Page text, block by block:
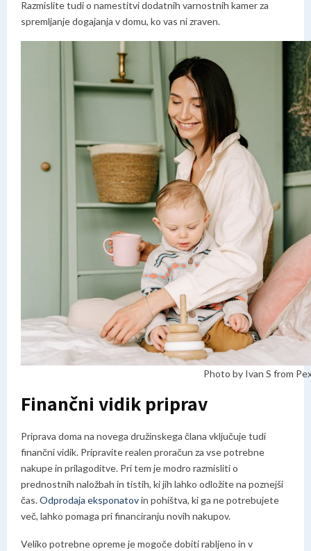
Razmislite tudi o namestitvi dodatnih varnostnih kamer za
spremljanje dogajanja v domu, ko vas ni zraven.
Photo by Ivan S from
Finančni vidik priprav
Priprava doma na novega družinskega člana vključuje tudi
finančni vidik. Pripravite realen proračun za vse potrebne
nakupe in prilagoditve. Pri tem je modro razmisliti o
prednostnih naložbah in tistih, ki jih lahko odložite na poznejši
čas.Odprodaja eksponatovin pohištva, ki ga ne potrebujete
več, lahko pomaga pri financiranju novih nakupov.
Veliko potrebne opreme je mogoče dobiti rabljeno in v